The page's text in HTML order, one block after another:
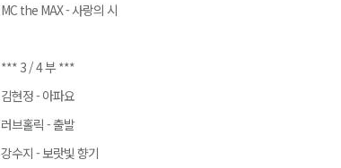
MC the MAX - 사랑의 시
*** 3 / 4 부 ***
김현정 - 아파요
러브홀릭 - 출발
강수지 - 보랏빛 향기